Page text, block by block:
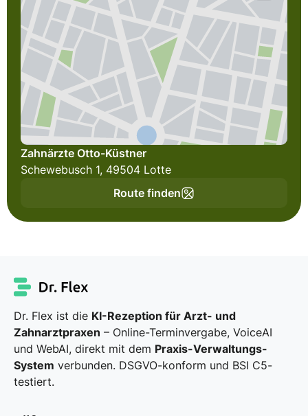
Zahnärzte Otto-Küstner
Schewebusch 1, 49504 Lotte
Route finden
Dr. Flex ist die KI-Rezeption für Arzt- und
Zahnarztpraxen – Online-Terminvergabe, VoiceAI
und WebAI, direkt mit dem Praxis-Verwaltungs-
System verbunden. DSGVO-konform und BSI C5-
testiert.